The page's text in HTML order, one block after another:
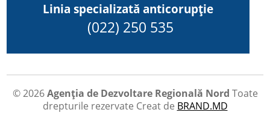
Linia specializată anticorupție
(022) 250 535
© 2026Agenția de Dezvoltare Regională Nord Toate
drepturile rezervate Creat de BRAND.MD